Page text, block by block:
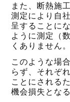
また、断熱施
測定により自
呈することに
ように測定（
くありません。
このような場
らず、それぞ
ことにされる
機会損失とな